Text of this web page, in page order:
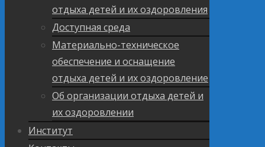
отдыха детей и их оздоровления
Доступная среда
Материально-техническое
обеспечение и оснащение
отдыха детей и их оздоровление
Об организации отдыха детей и
их оздоровлении
Институт